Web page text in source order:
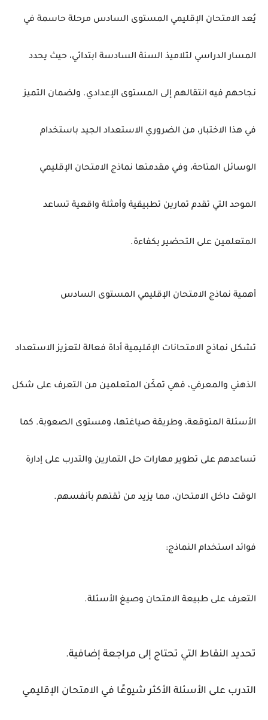
يُعد الامتحان الإقليمي المستوى السادس مرحلة حاسمة في
المسارالدراسي لتلاميذ السنة السادسة ابتدائي، حيث يحدد
نجاحهم فيه انتقالهم إلى المستوى الإعدادي. ولضمان التميز
في هذا الاختبار، من الضروري الاستعداد الجيد باستخدام
الوسائل المتاحة، وفي مقدمتها نماذج الامتحان الإقليمي
الموحد التي تقدم تمارين تطبيقية وأمثلة واقعية تساعد
المتعلمين على التحضيربكفاءة.
أهمية نماذج الامتحان الإقليمي المستوى السادس
تشكل نماذج الامتحانات الإقليمية أداة فعالة لتعزيزالاستعداد
الذهني والمعرفي، فهي تمكّن المتعلمين من التعرف على شكل
الأسئلة المتوقعة، وطريقة صياغتها، ومستوى الصعوبة. كما
تساعدهم على تطويرمهارات حل التمارين والتدرب على إدارة
الوقت داخل الامتحان، مما يزيد من ثقتهم بأنفسهم.
فوائد استخدام النماذج:
التعرف على طبيعة الامتحان وصيغ الأسئلة.
تحديد النقاط التي تحتاج إلى مراجعة إضافية.
التدرب على الأسئلة الأكثرشيوعًا في الامتحان الإقليمي